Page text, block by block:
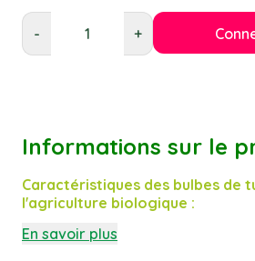
- +
Informations sur le
Caractéristiques des bulbes de
l'agriculture biologique :
En savoir plus